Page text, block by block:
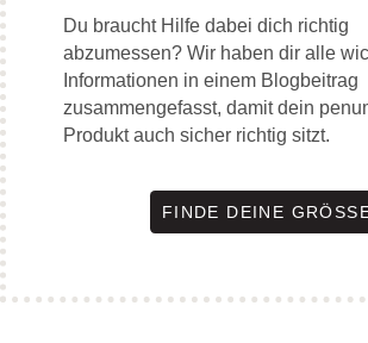
Du braucht Hilfe dabei dich richtig
abzumessen? Wir haben dir alle
Informationen in einem Blogbeitrag
zusammengefasst, damit dein
Produkt auch sicher richtig sitzt.
FINDE DEINE GRÖSSE